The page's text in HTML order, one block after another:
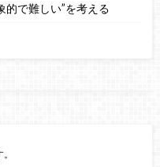
的で難しい”を考える